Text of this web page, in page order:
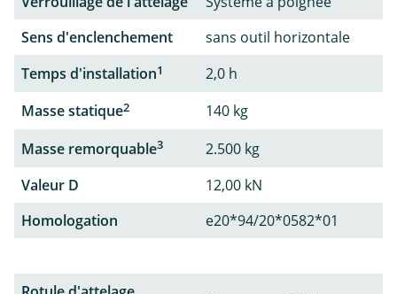
Sens d'enclenchement
sans outil horizontale
Temps d'installation1
2,0 h
Masse statique2
140 kg
Masse remorquable3
2.500 kg
Valeur D
12,00 kN
Homologation
e20*94/20*0582*01